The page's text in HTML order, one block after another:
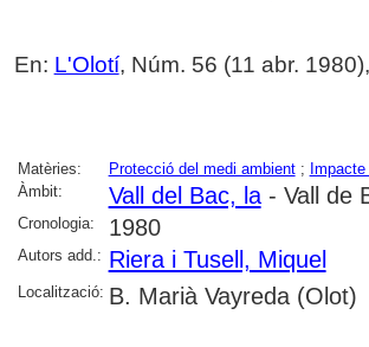
En: L'Olotí, Núm. 56 (11 abr.
Matèries: Protecció del medi ambient;
Àmbit:
Vall del Bac, la- Vall de
Cronologia: 1980
Autors add.: Riera i Tusell, Miquel
Localització: B. Marià Vayreda (Olot)